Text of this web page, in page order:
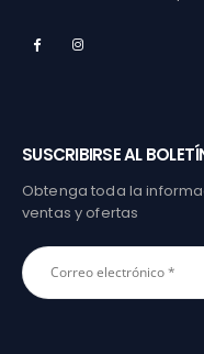
SUSCRIBIRSE AL
Obtenga toda la
ventas y ofertas